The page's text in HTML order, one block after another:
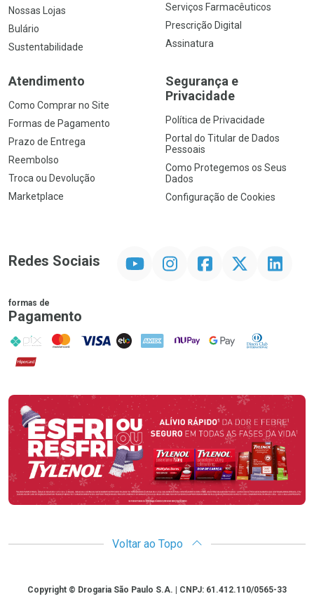
Nossas Lojas
Bulário
Sustentabilidade
Serviços Farmacêuticos
Prescrição Digital
Assinatura
Atendimento
Como Comprar no Site
Formas de Pagamento
Prazo de Entrega
Reembolso
Troca ou Devolução
Marketplace
Segurança e
Privacidade
Política de Privacidade
Portal do Titular de Dados
Pessoais
Como Protegemos os Seus
Dados
Configuração de Cookies
Redes Sociais InstagramFacebookTwitter Linkedin
formas de
Pagamento
PIX MasterCard
VISA ELO AMEX NuPay Google PayDiners Club
Hipercard
Promoção em Destaque
Voltar ao Topo
CopyrightCopyright © Drogaria São Paulo S.A. | CNPJ: 61.412.110/0565-33